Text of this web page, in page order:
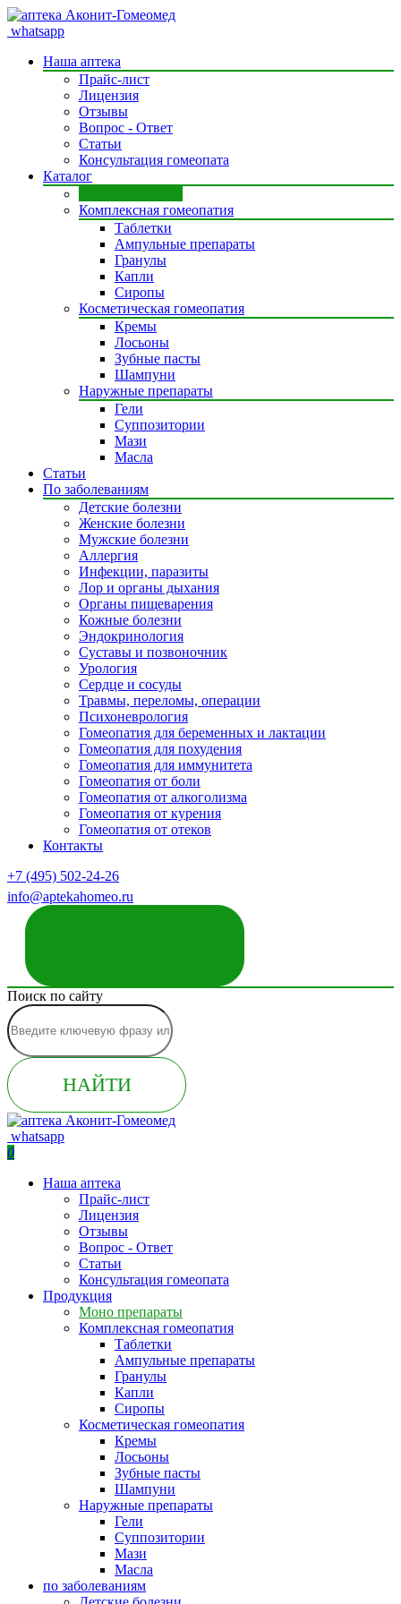
whatsapp
Наша аптека
Прайс-лист
Лицензия
Отзывы
Вопрос - Ответ
Статьи
Консультация гомеопата
Каталог
Комплексная гомеопатия
Таблетки
Ампульные препараты
Гранулы
Капли
Сиропы
Косметическая гомеопатия
Кремы
Лосьоны
Зубные пасты
Шампуни
Наружные препараты
Гели
Суппозитории
Мази
Масла
Статьи
По заболеваниям
Детские болезни
Женские болезни
Мужские болезни
Аллергия
Инфекции, паразиты
Лор и органы дыхания
Органы пищеварения
Кожные болезни
Эндокринология
Суставы и позвоночник
Урология
Сердце и сосуды
Травмы, переломы, операции
Психоневрология
Гомеопатия для беременных и лактации
Гомеопатия для похудения
Гомеопатия для иммунитета
Гомеопатия от боли
Гомеопатия от алкоголизма
Гомеопатия от курения
Гомеопатия от отеков
Контакты
+7 (495) 502-24-26
info@aptekahomeo.ru
Поиск по сайту
НАЙТИ
whatsapp
0
Наша аптека
Прайс-лист
Лицензия
Отзывы
Вопрос - Ответ
Статьи
Консультация гомеопата
Продукция
Моно препараты
Комплексная гомеопатия
Таблетки
Ампульные препараты
Гранулы
Капли
Сиропы
Косметическая гомеопатия
Кремы
Лосьоны
Зубные пасты
Шампуни
Наружные препараты
Гели
Суппозитории
Мази
Масла
по заболеваниям